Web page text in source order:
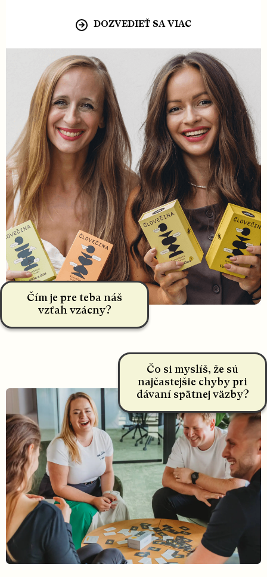
Čím je pre teba náš
vzťah vzácny?
DOZVEDIEŤ SA VIAC
Čo si myslíš, že sú
najčastejšie chyby pri
dávaní spätnej väzby?